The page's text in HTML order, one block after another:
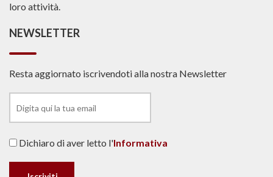
loro attività.
NEWSLETTER
Resta aggiornato iscrivendoti alla nostra Newsletter
Dichiaro di aver letto l'Informativa